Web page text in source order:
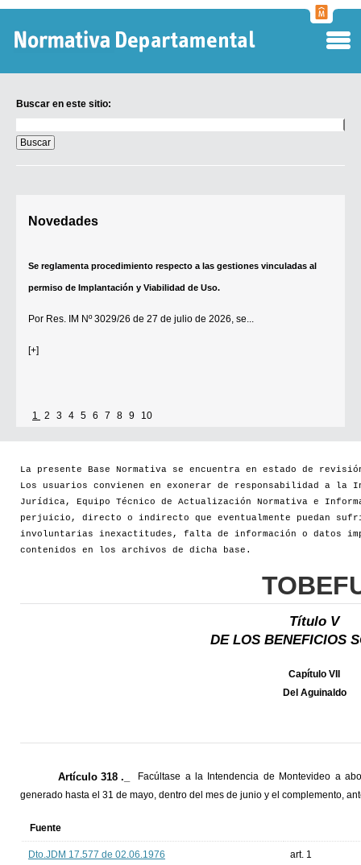
Buscar en este sitio:
en
este
sitio:
Novedades
Se reglamenta procedimiento respecto a las gestiones vinculadas al
permiso de Implantación y Viabilidad de Uso.
Por Res. IM Nº 3029/26 de 27 de julio de 2026, se...
[+]
1 2 3 4 5 6 7 8 9 10
La presente Base Normativa se encuentra en estado de
Los usuarios convienen en exonerar de responsabilidad a la
Jurídica, Equipo Técnico de Actualización Normativa e
perjuicio, directo o indirecto que eventualmente puedan
involuntarias inexactitudes, falta de información o datos
contenidos en los archivos de dicha base.
Título V
DE LOS BENEFICIOS
Capítulo VII
Del Aguinaldo
Artículo 318 ._
Facúltase a la Intendencia de Montevideo a
generado hasta el 31 de mayo, dentro del mes de junio y el complemento,
Fuente
Dto.JDM 17.577 de 02.06.1976 art. 1